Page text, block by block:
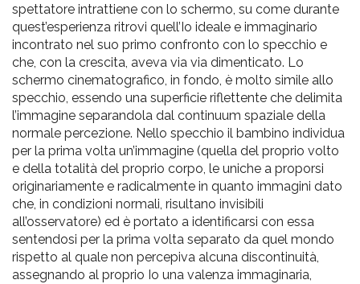
spettatore intrattiene con lo schermo, su come durante
quest’esperienza ritrovi quell’Io ideale e immaginario
incontrato nel suo primo confronto con lo specchio e
che, con la crescita, aveva via via dimenticato. Lo
schermo cinematografico, in fondo, è molto simile allo
specchio, essendo una superficie riflettente che delimita
l’immagine separandola dal continuum spaziale della
normale percezione. Nello specchio il bambino individua
per la prima volta un’immagine (quella del proprio volto
e della totalità del proprio corpo, le uniche a proporsi
originariamente e radicalmente in quanto immagini dato
che, in condizioni normali, risultano invisibili
all’osservatore) ed è portato a identificarsi con essa
sentendosi per la prima volta separato da quel mondo
rispetto al quale non percepiva alcuna discontinuità,
assegnando al proprio Io una valenza immaginaria,